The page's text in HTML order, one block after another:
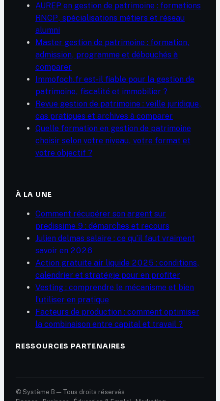
AUREP en gestion de patrimoine : formations
RNCP, spécialisations métiers et réseau
alumni
Master gestion de patrimoine : formation,
admission, programme et débouchés à
comparer
Immofoch.fr est-il fiable pour la gestion de
patrimoine, fiscalité et immobilier ?
Revue gestion de patrimoine : veille juridique,
cas pratiques et archives à comparer
Quelle formation en gestion de patrimoine
choisir selon votre niveau, votre format et
votre objectif ?
À LA UNE
Comment récupérer son argent sur
predissime 9 : démarches et recours
Julien delmas salaire : ce qu’il faut vraiment
savoir en 2026
Action gratuite air liquide 2025 : conditions,
calendrier et stratégie pour en profiter
Vesting : comprendre le mécanisme et bien
l’utiliser en pratique
Facteurs de production : comment optimiser
la combinaison entre capital et travail ?
RESSOURCES PARTENAIRES
© Système B — Tous droits réservés